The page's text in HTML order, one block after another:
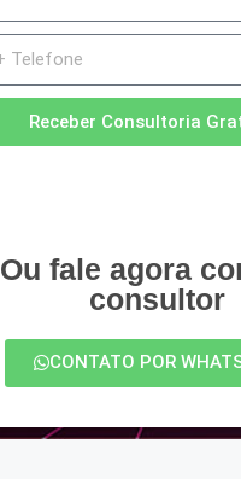
Receber Consultoria
Ou fale agora
consultor
CONTATO POR